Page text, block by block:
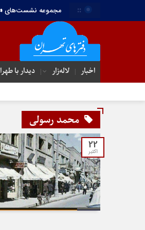
:: مجموعه نشست‌های
اخبار لاله‌زار دیدار با
محمد رسولی
22
اکتبر